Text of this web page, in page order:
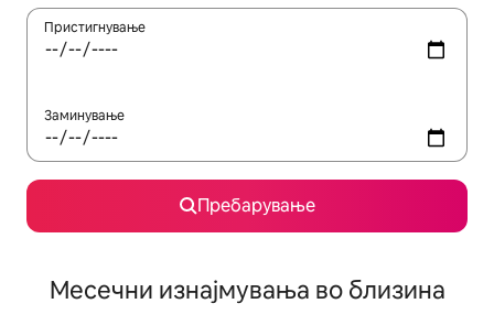
Пристигнување
Заминување
Пребарување
Месечни изнајмувања во близина